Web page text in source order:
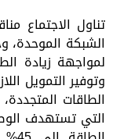
تناول الاجتماع
الشبكة الموحدة،
لمواجهة زيادة
وتوفير التمويل
الطاقات
التي تستهدف